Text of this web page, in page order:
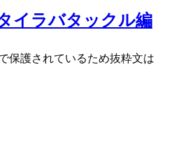
イラバタックル編
保護されているため抜粋文は